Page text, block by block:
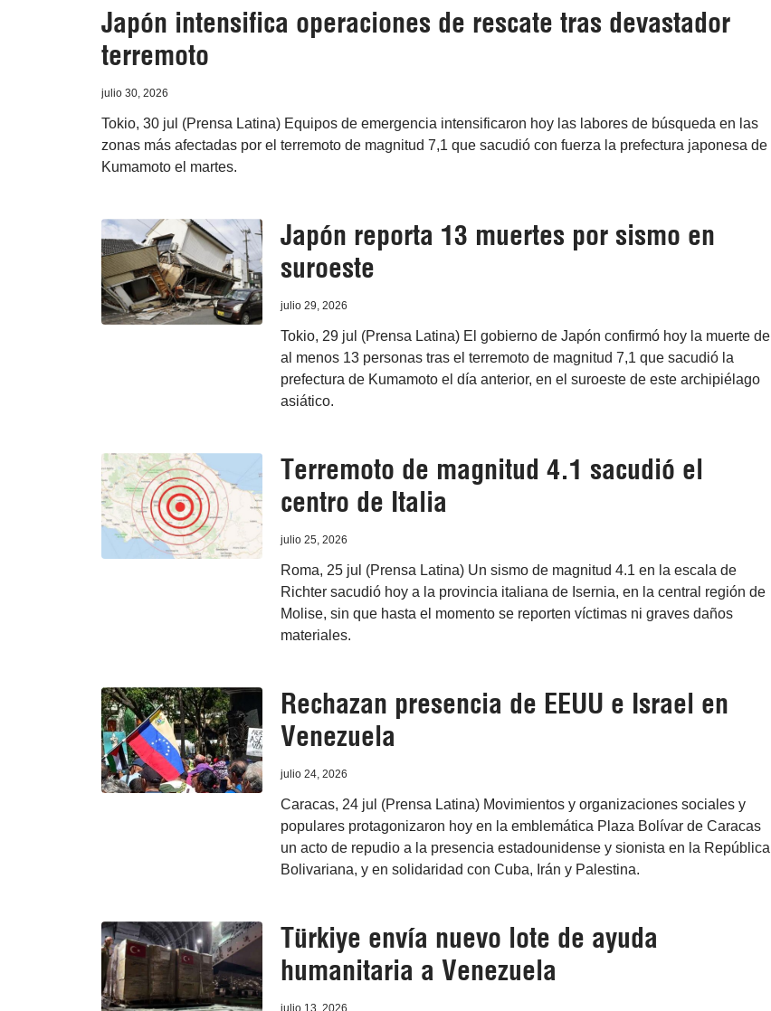
Japón intensifica operaciones de rescate tras devastador
terremoto
julio 30, 2026
Tokio, 30 jul (Prensa Latina) Equipos de emergencia intensificaron hoy las labores de búsqueda en las
zonas más afectadas por el terremoto de magnitud 7,1 que sacudió con fuerza la prefectura japonesa de
Kumamoto el martes.
Japón reporta 13 muertes por sismo en
suroeste
julio 29, 2026
Tokio, 29 jul (Prensa Latina) El gobierno de Japón confirmó hoy la muerte de
al menos 13 personas tras el terremoto de magnitud 7,1 que sacudió la
prefectura de Kumamoto el día anterior, en el suroeste de este archipiélago
asiático.
Terremoto de magnitud 4.1 sacudió el
centro de Italia
julio 25, 2026
Roma, 25 jul (Prensa Latina) Un sismo de magnitud 4.1 en la escala de
Richter sacudió hoy a la provincia italiana de Isernia, en la central región de
Molise, sin que hasta el momento se reporten víctimas ni graves daños
materiales.
Rechazan presencia de EEUU e Israel en
Venezuela
julio 24, 2026
Caracas, 24 jul (Prensa Latina) Movimientos y organizaciones sociales y
populares protagonizaron hoy en la emblemática Plaza Bolívar de Caracas
un acto de repudio a la presencia estadounidense y sionista en la República
Bolivariana, y en solidaridad con Cuba, Irán y Palestina.
Türkiye envía nuevo lote de ayuda
humanitaria a Venezuela